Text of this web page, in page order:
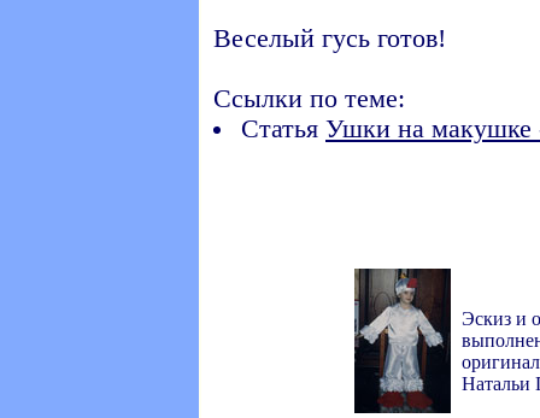
Веселый гусь готов!
Ссылки по теме:
Статья Ушки на макушке
Эскиз и
Натальи